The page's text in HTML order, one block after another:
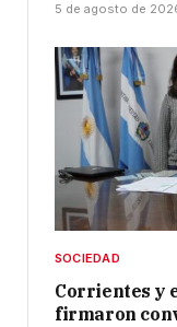
5 de agosto de
SOCIEDAD
Corrientes y
firmaron